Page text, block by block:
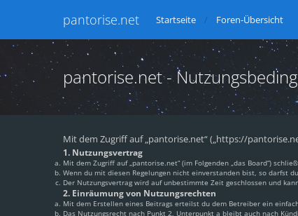
pantorise.net Startseite Foren-Übersicht
pantorise.net -
Mit dem Zugriff auf „pantorise.net“ („https://
1. Nutzungsvertrag
Mit dem Zugriff auf „pantorise.net“ (im Folgenden „das Board“)
Wenn du mit diesen Regelungen nicht einverstanden bist, so darfst
Der Nutzungsvertrag wird auf unbestimmte Zeit geschlossen und
2. Einräumung von Nutzungsrechten
Mit dem Erstellen eines Beitrags erteilst du dem Betreiber ein
Das Nutzungsrecht nach Punkt 2, Unterpunkt a bleibt auch nach